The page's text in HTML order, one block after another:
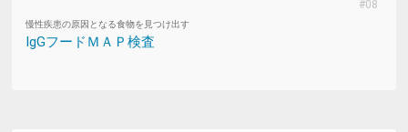
慢性疾患の原因となる食物を見つけ出す
IgGフードＭＡＰ検査